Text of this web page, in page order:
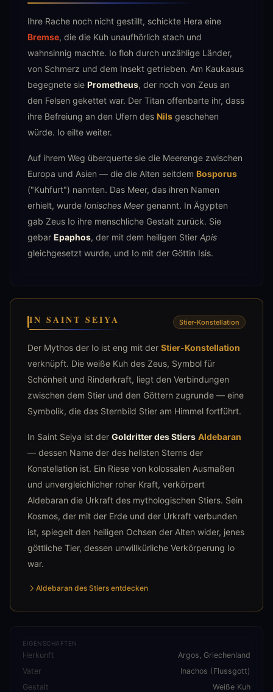
Ihre Rache noch nicht gestillt, schickte Hera eine
Bremse, die die Kuh unaufhörlich stach und
wahnsinnig machte. Io floh durch unzählige Länder,
von Schmerz und dem Insekt getrieben. Am Kaukasus
begegnete sie Prometheus, der noch von Zeus an
den Felsen gekettet war. Der Titan offenbarte ihr, dass
ihre Befreiung an den Ufern des Nils geschehen
würde. Io eilte weiter.
Auf ihrem Weg überquerte sie die Meerenge zwischen
Europa und Asien — die die Alten seitdem Bosporus
("Kuhfurt") nannten. Das Meer, das ihren Namen
erhielt, wurde Ionisches Meergenannt. In Ägypten
gab Zeus Io ihre menschliche Gestalt zurück. Sie
gebar Epaphos, der mit dem heiligen Stier Apis
gleichgesetzt wurde, und Io mit der Göttin Isis.
IN SAINT SEIYA Stier-Konstellation
Der Mythos der Io ist eng mit der Stier-Konstellation
verknüpft. Die weiße Kuh des Zeus, Symbol für
Schönheit und Rinderkraft, liegt den Verbindungen
zwischen dem Stier und den Göttern zugrunde — eine
Symbolik, die das Sternbild Stier am Himmel fortführt.
In Saint Seiya ist der Goldritter des Stiers Aldebaran
— dessen Name der des hellsten Sterns der
Konstellation ist. Ein Riese von kolossalen Ausmaßen
und unvergleichlicher roher Kraft, verkörpert
Aldebaran die Urkraft des mythologischen Stiers. Sein
Kosmos, der mit der Erde und der Urkraft verbunden
ist, spiegelt den heiligen Ochsen der Alten wider, jenes
göttliche Tier, dessen unwillkürliche Verkörperung Io
war.
Aldebaran des Stiers entdecken
EIGENSCHAFTEN
Herkunft
Argos, Griechenland
Vater
Inachos (Flussgott)
Gestalt
Weiße Kuh